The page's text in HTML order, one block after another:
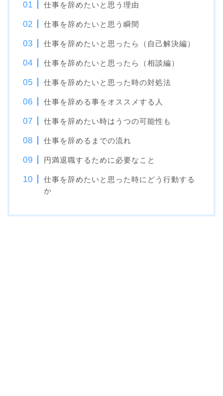
仕事を辞めたいと思う理由
仕事を辞めたいと思う瞬間
仕事を辞めたいと思ったら（自己解決編）
仕事を辞めたいと思ったら（相談編）
仕事を辞めたいと思った時の対処法
仕事を辞める事をオススメする人
仕事を辞めたい時はうつの可能性も
仕事を辞めるまでの流れ
円満退職するために必要なこと
仕事を辞めたいと思った時にどう行動する
か